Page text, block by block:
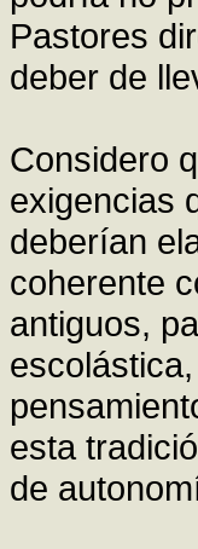
Pastores
deber de
Considero
exigencias
deberían
coherente
antiguos,
esta
de